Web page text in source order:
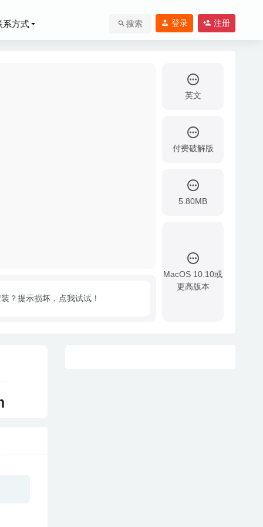
方式 搜索 登录 注册
英文
付费破解版
5.80MB
MacOS 10.10或
更高版本
？提示损坏，点我试试！